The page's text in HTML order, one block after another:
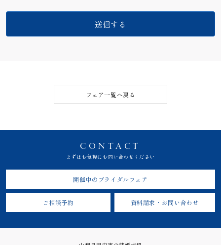
フェア一覧へ戻る
CONTACT
まずはお気軽にお問い合わせください
開催中のブライダルフェア
ご相談予約 資料請求・お問い合わせ